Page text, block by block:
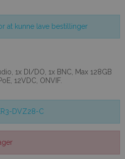
at kunne lave bestillinger
1x DI/DO, 1x BNC, Max 128GB
12VDC, ONVIF.
DVZ28-C